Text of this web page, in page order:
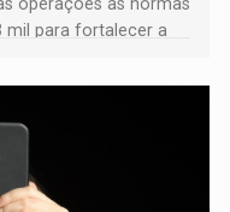
operações às normas
mil para fortalecer a